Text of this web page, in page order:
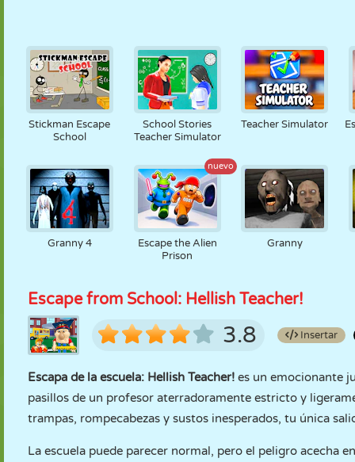
Stickman Escape
School
School Stories
Teacher Simulator
Teacher Simulator
Granny 4
nuevo
Escape the Alien
Prison
Granny
Escape from School: Hellish Teacher!
3.8 Insertar
Escapa de la escuela: Hellish Teacher! es un emocionante
pasillos de un profesor aterradoramente estricto y
trampas, rompecabezas y sustos inesperados, tu única
La escuela puede parecer normal, pero el peligro acecha